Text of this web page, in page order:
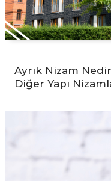
Ayrık Nizam
Diğer Yapı